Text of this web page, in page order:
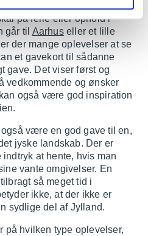
på ferie eller ophold i
går til Aarhuseller et lille
der mange oplevelser at se
et gavekort til sådanne
gave. Det viser først og
vedkommende og ønsker
også være god inspiration
være en god gave til en,
jyske landskab. Der er
at hente, hvis man
vante omgivelser. En
så meget tid i
ikke, at der ikke er
sydlige del af Jylland.
på hvilken type oplevelser,